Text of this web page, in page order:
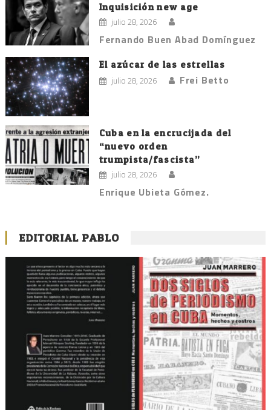
Inquisición new age
julio 28, 2026
Fernando Buen Abad Domínguez
El azúcar de las estrellas
julio 28, 2026 Frei Betto
Cuba en la encrucijada del
“nuevo orden
trumpista/fascista”
julio 28, 2026
Enrique Ubieta Gómez.
EDITORIAL PABLO